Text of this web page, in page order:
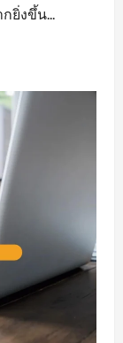
ยิ่งขึ้น...